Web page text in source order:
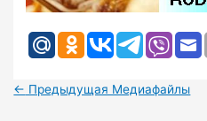
← Предыдущая Медиафайлы